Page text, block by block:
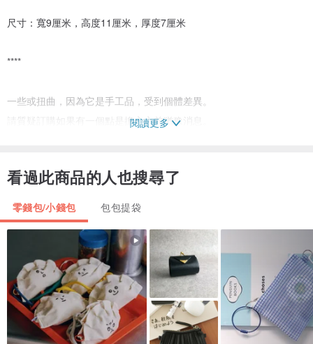
尺寸：寬9厘米，高度11厘米，厚度7厘米
****
一些或扭曲，因為它是手工品，受到個體差異。
請質疑訂購如果有一個點是擔心之前猶豫消息。
閱讀更多
看過此商品的人也搜尋了
零錢包/小錢包 包包提袋